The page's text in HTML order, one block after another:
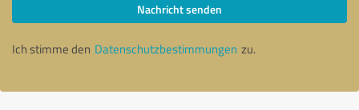
Nachricht senden
Ich stimme den Datenschutzbestimmungen zu.